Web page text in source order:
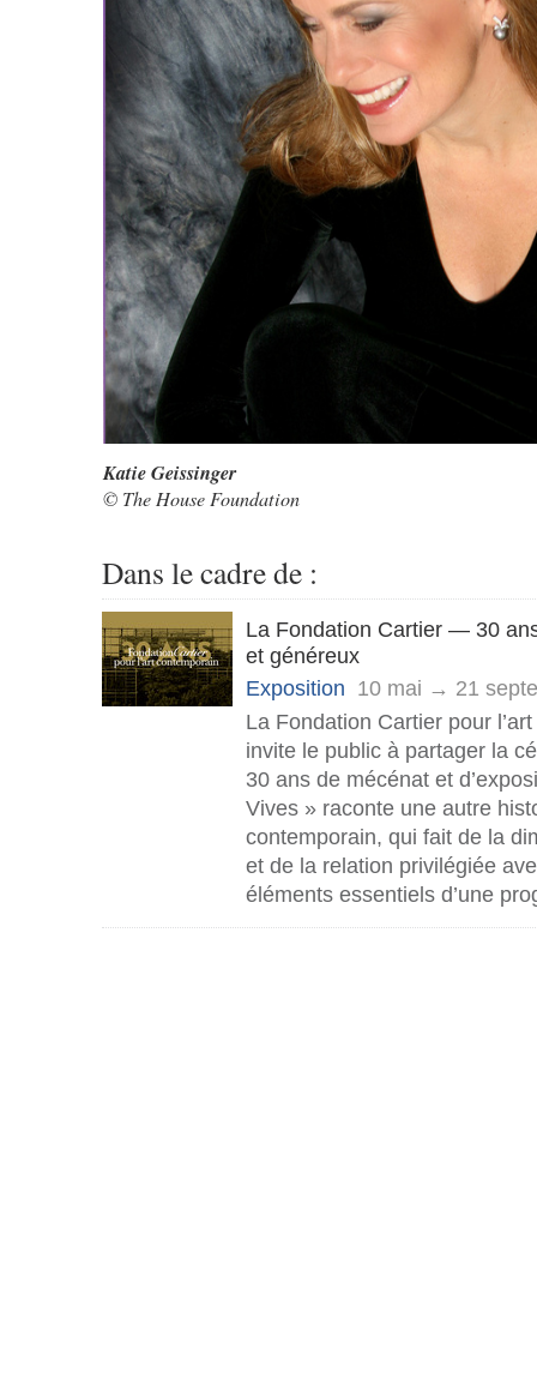
Katie Geissinger
© The House Foundation
Dans le cadre de :
La Fondation Cartier — 30
et généreux
Exposition 10 mai → 21
La Fondation Cartier pour
invite le public à partager la
30 ans de mécénat et
Vives » raconte une autre
contemporain, qui fait de la
et de la relation privilégiée
éléments essentiels d’une